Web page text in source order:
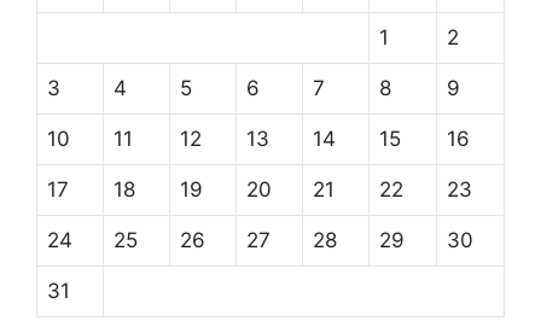
1 2
3 4 5 6 7 8 9
10 11 12 13 14 15 16
17 18 19 20 21 22 23
24 25 26 27 28 29 30
31